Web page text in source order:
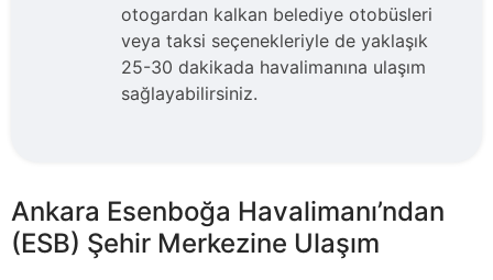
otogardan kalkan belediye otobüsleri
veya taksi seçenekleriyle de yaklaşık
25-30 dakikada havalimanına ulaşım
sağlayabilirsiniz.
Ankara Esenboğa Havalimanı’ndan
(ESB) Şehir Merkezine Ulaşım